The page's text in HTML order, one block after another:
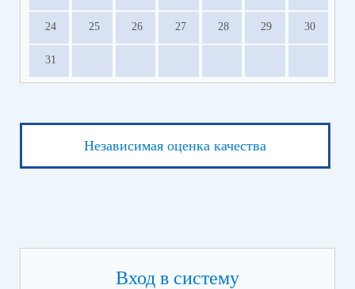
24 25 26 27 28 29 30
31
Независимая оценка качества
Вход в систему